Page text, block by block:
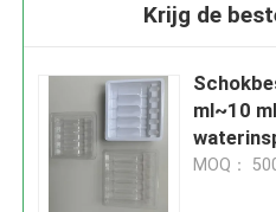
Krijg de
ml~10
MOQ：